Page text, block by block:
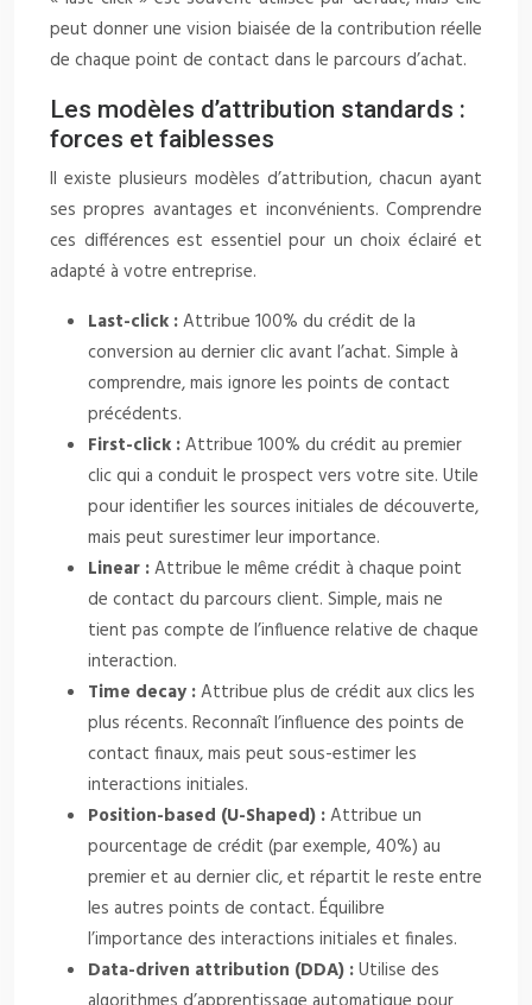
peut donner une vision biaisée de la contribution réelle
de chaque point de contact dans le parcours d’achat.
Les modèles d’attribution standards :
forces et faiblesses
Il existe plusieurs modèles d’attribution, chacun ayant
ses propres avantages et inconvénients. Comprendre
ces différences est essentiel pour un choix éclairé et
adapté à votre entreprise.
Last-click :Attribue 100% du crédit de la
conversion au dernier clic avant l’achat. Simple à
comprendre, mais ignore les points de contact
précédents.
First-click :Attribue 100% du crédit au premier
clic qui a conduit le prospect vers votre site. Utile
pour identifier les sources initiales de découverte,
mais peut surestimer leur importance.
Linear :Attribue le même crédit à chaque point
de contact du parcours client. Simple, mais ne
tient pas compte de l’influence relative de chaque
interaction.
Time decay :Attribue plus de crédit aux clics les
plus récents. Reconnaît l’influence des points de
contact finaux, mais peut sous-estimer les
interactions initiales.
Position-based (U-Shaped) :Attribue un
pourcentage de crédit (par exemple, 40%) au
premier et au dernier clic, et répartit le reste entre
les autres points de contact. Équilibre
l’importance des interactions initiales et finales.
Data-driven attribution (DDA) :Utilise des